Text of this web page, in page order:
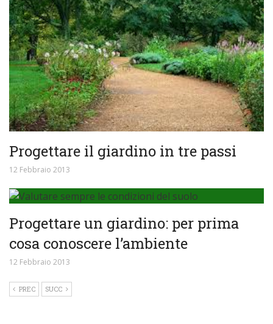
Progettare il giardino in tre passi
12 Febbraio 2013
Progettare un giardino: per prima
cosa conoscere l’ambiente
12 Febbraio 2013
PREC SUCC